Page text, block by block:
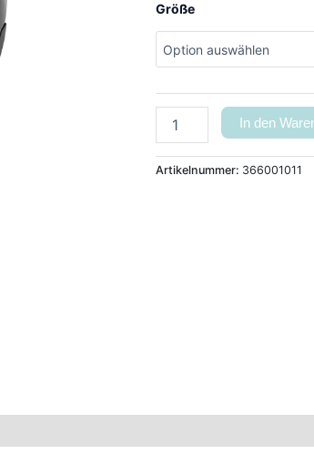
Größe
In den
Artikelnummer: 366001011